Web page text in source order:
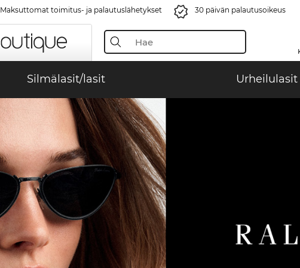
Maksuttomat toimitus- ja palautuslähetykset 30 päivän palautusoikeus
Silmälasit/lasit Urheilulasit